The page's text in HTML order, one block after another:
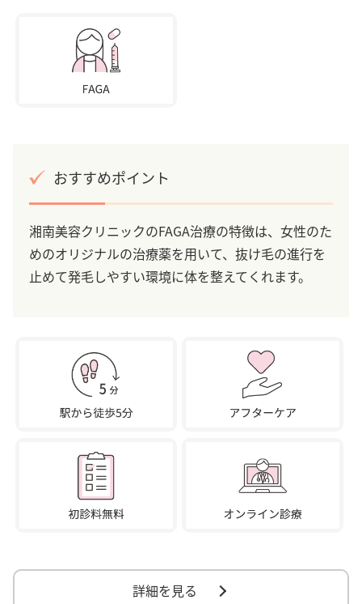
おすすめポイント
湘南美容クリニックのFAGA治療の特徴は、女性のた
めのオリジナルの治療薬を用いて、抜け毛の進行を
止めて発毛しやすい環境に体を整えてくれます。
詳細を見る